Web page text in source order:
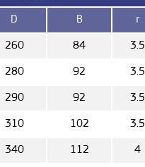
D B r
260 84 3.5
280 92 3.5
290 92 3.5
310 102 3.5
340 112 4